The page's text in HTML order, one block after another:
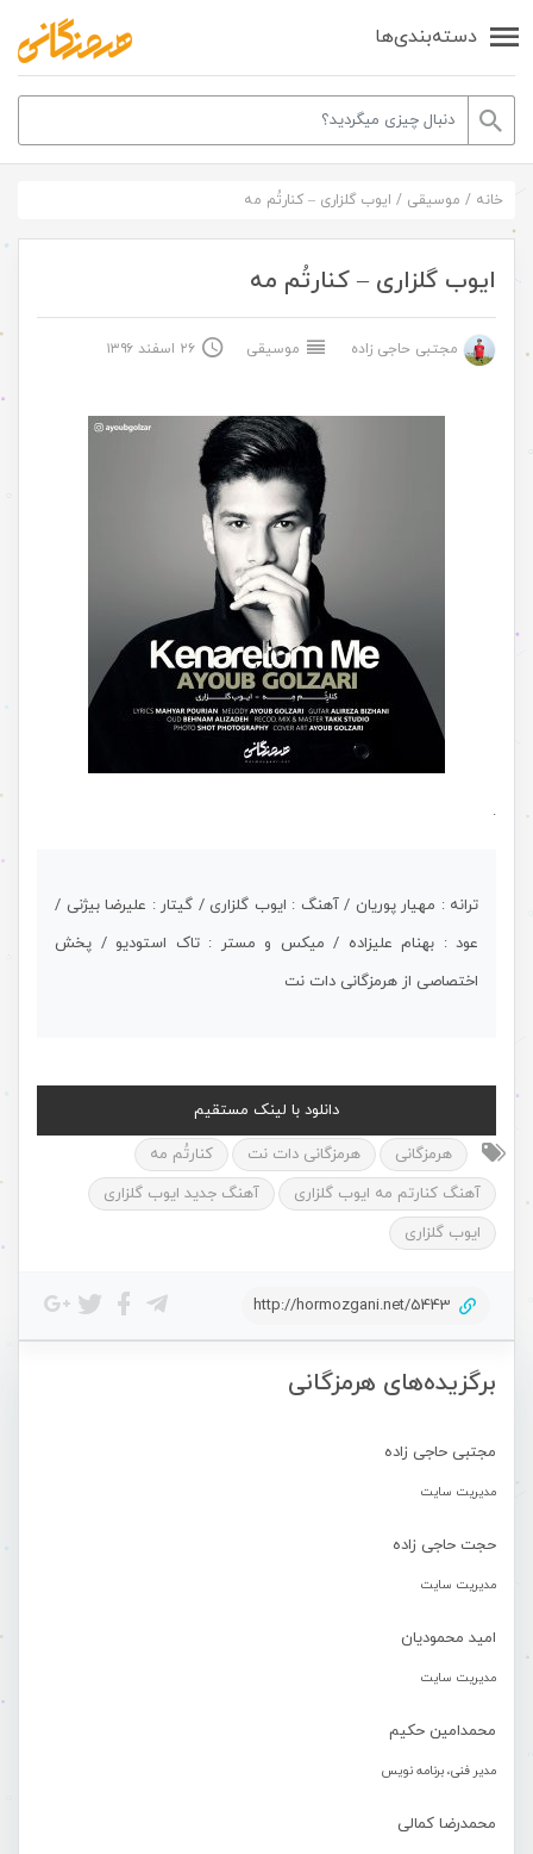
دسته‌بندی‌ها
برگزیده‌های هرمزگانی
مجتبی حاجی زاده
مدیریت سایت
حجت حاجی زاده
مدیریت سایت
امید محمودیان
مدیریت سایت
محمدامین حکیم
مدیر فنی، برنامه نویس
محمدرضا کمالی
خانه / موسیقی / ایوب گلزاری – کنارتُم مه
ایوب گلزاری – کنارتُم مه
مجتبی حاجی زاده موسیقی ۲۶ اسفند ۱۳۹۶
.
ترانه : مهیار پوریان / آهنگ : ایوب گلزاری / گیتار : علیرضا بیژنی /
عود : بهنام علیزاده / میکس و مستر : تاک استودیو / پخش
اختصاصی از هرمزگانی دات نت
دانلود با لینک مستقیم
هرمزگانی هرمزگانی دات نت
کنارتُم مه
آهنگ کنارتم مه ایوب گلزاری
آهنگ جدید ایوب گلزاری
ایوب گلزاری
http://hormozgani.net/5443